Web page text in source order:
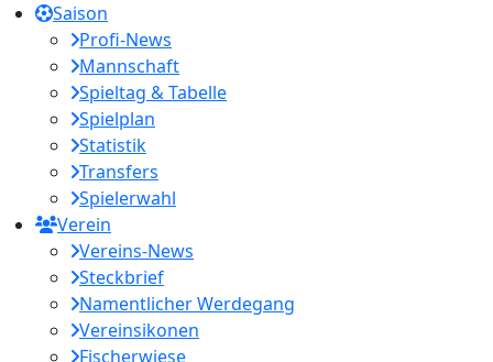
Saison
Profi-News
Mannschaft
Spieltag & Tabelle
Spielplan
Statistik
Transfers
Spielerwahl
Verein
Vereins-News
Steckbrief
Namentlicher Werdegang
Vereinsikonen
Fischerwiese